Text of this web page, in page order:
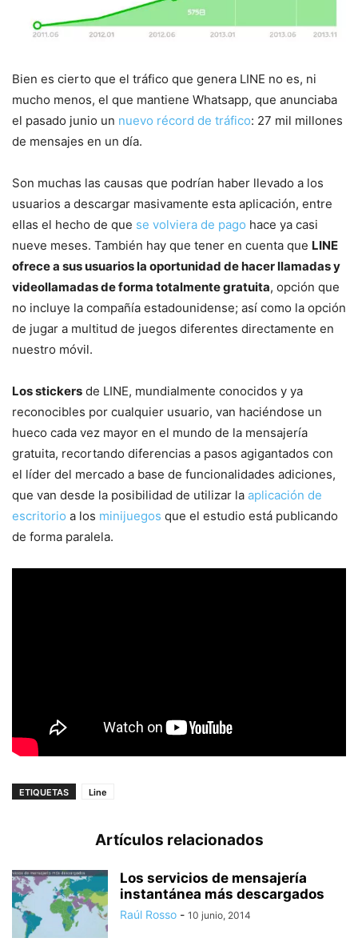
Bien es cierto que el tráfico que genera LINE no es, ni
mucho menos, el que mantiene Whatsapp, que anunciaba
el pasado junio un nuevo récord de tráfico: 27 mil millones
de mensajes en un día.
Son muchas las causas que podrían haber llevado a los
usuarios a descargar masivamente esta aplicación, entre
ellas el hecho de que se volviera de pago hace ya casi
nueve meses. También hay que tener en cuenta que LINE
ofrece a sus usuarios la oportunidad de hacer llamadas y
videollamadas de forma totalmente gratuita, opción que
no incluye la compañía estadounidense; así como la opción
de jugar a multitud de juegos diferentes directamente en
nuestro móvil.
Los stickers de LINE, mundialmente conocidos y ya
reconocibles por cualquier usuario, van haciéndose un
hueco cada vez mayor en el mundo de la mensajería
gratuita, recortando diferencias a pasos agigantados con
el líder del mercado a base de funcionalidades adiciones,
que van desde la posibilidad de utilizar la aplicación de
escritorio a los minijuegos que el estudio está publicando
de forma paralela.
ETIQUETAS Line
Artículos relacionados
Los servicios de mensajería
instantánea más descargados
Raúl Rosso - 10 junio, 2014